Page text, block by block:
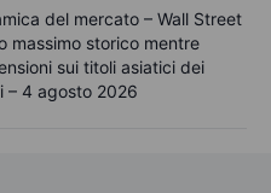
del mercato – Wall Street
massimo storico mentre
sui titoli asiatici dei
– 4 agosto 2026